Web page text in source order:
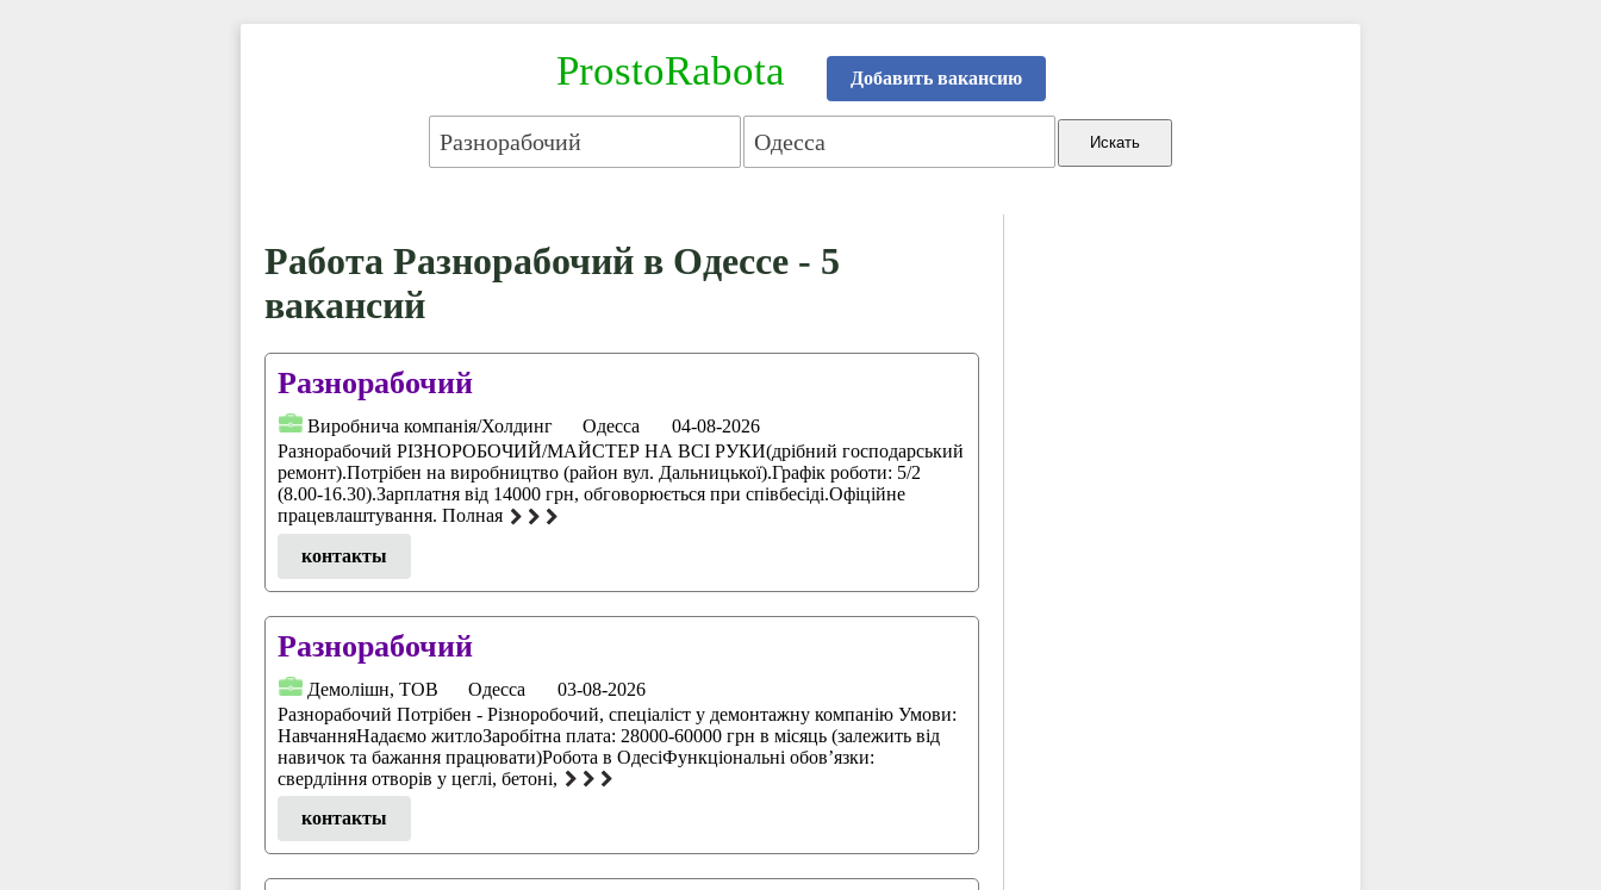
ProstoRabota Добавить вакансию
Работа Разнорабочий в Одессе - 5
вакансий
Разнорабочий
Виробнича компанія/Холдинг Одесса
04-08-2026
Разнорабочий РІЗНОРОБОЧИЙ/МАЙСТЕР НА ВСІ РУКИ(дрібний господарський
ремонт).Потрібен на виробництво (район вул. Дальницької).Графік роботи: 5/2
(8.00-16.30).Зарплатня вiд 14000 грн, обговорюється при співбесіді.Офіційне
працевлаштування. Полная
контакты
Разнорабочий
Демолiшн, ТОВ Одесса
03-08-2026
Разнорабочий Потрібен - Різноробочий, спеціаліст у демонтажну компанію Умови:
НавчанняНадаємо житлоЗаробітна плата: 28000-60000 грн в місяць (залежить від
навичок та бажання працювати)Робота в ОдесіФункціональні обов’язки:
свердління отворів у цеглі, бетоні,
контакты